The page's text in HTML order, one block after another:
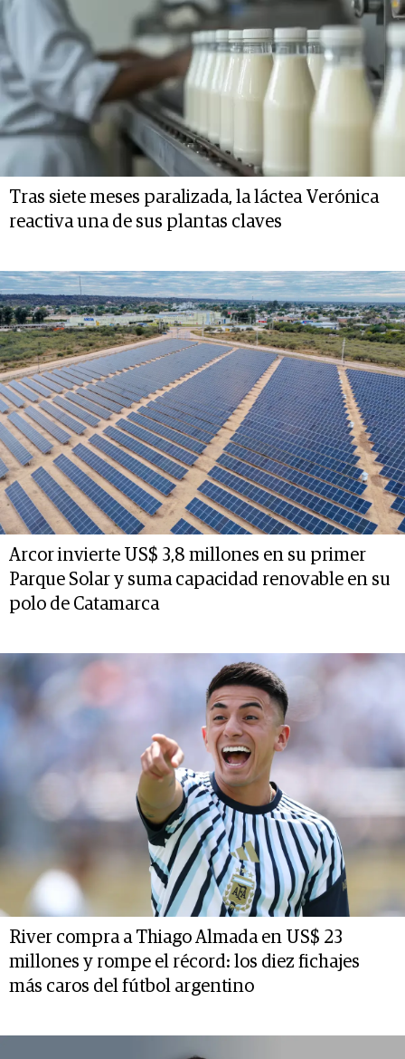
Tras siete meses paralizada, la láctea Verónica
reactiva una de sus plantas claves
Arcor invierte US$ 3,8 millones en su primer
Parque Solar y suma capacidad renovable en su
polo de Catamarca
River compra a Thiago Almada en US$ 23
millones y rompe el récord: los diez fichajes
más caros del fútbol argentino